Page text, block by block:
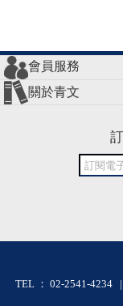
會員服務
會員辦法
客服信箱
隱私條款
網站導覽
關於青文
TEL ： 02-2541-4234